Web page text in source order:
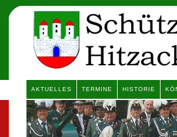
AKTUELLES TERMINE HISTORIE